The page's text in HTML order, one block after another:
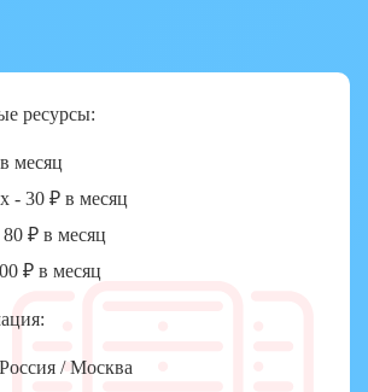
ресурсы:
месяц
- 30 ₽ в месяц
₽ в месяц
₽ в месяц
/ Москва